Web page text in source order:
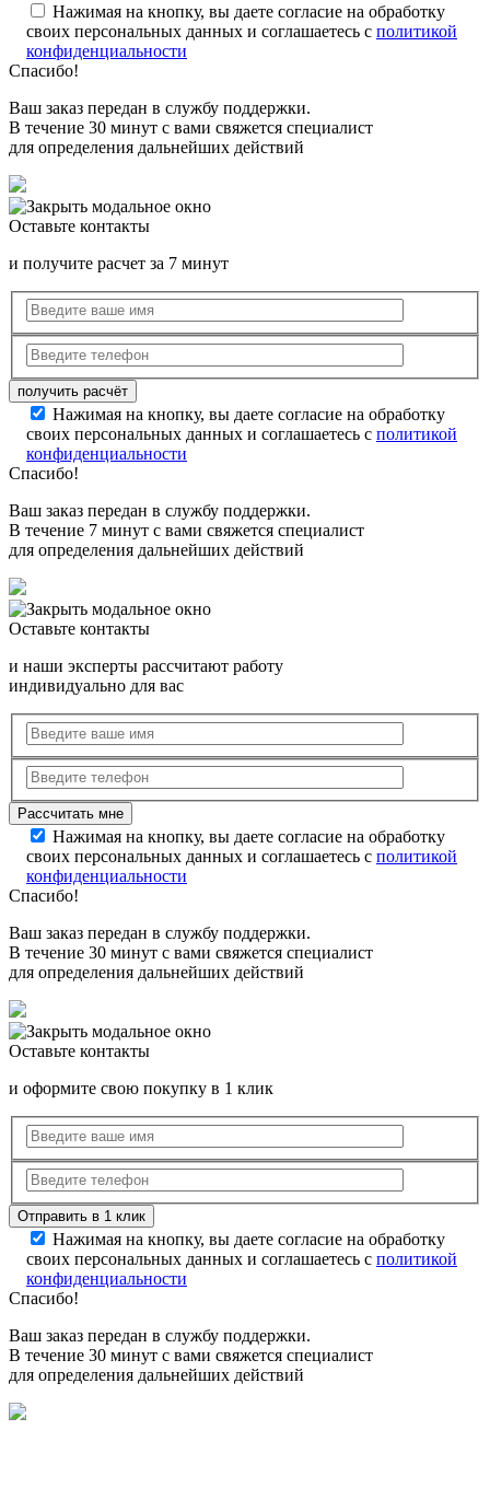
Нажимая на кнопку, вы даете согласие на обработку
своих персональных данных и соглашаетесь с политикой
конфиденциальности
Спасибо!
Ваш заказ передан в службу поддержки.
В течение 30 минут с вами свяжется специалист
для определения дальнейших действий
Оставьте контакты
и получите расчет за 7 минут
Нажимая на кнопку, вы даете согласие на обработку
своих персональных данных и соглашаетесь с политикой
конфиденциальности
Спасибо!
Ваш заказ передан в службу поддержки.
В течение 7 минут с вами свяжется специалист
для определения дальнейших действий
Оставьте контакты
и наши эксперты рассчитают работу
индивидуально для вас
Нажимая на кнопку, вы даете согласие на обработку
своих персональных данных и соглашаетесь с политикой
конфиденциальности
Спасибо!
Ваш заказ передан в службу поддержки.
В течение 30 минут с вами свяжется специалист
для определения дальнейших действий
Оставьте контакты
и оформите свою покупку в 1 клик
Нажимая на кнопку, вы даете согласие на обработку
своих персональных данных и соглашаетесь с политикой
конфиденциальности
Спасибо!
Ваш заказ передан в службу поддержки.
В течение 30 минут с вами свяжется специалист
для определения дальнейших действий